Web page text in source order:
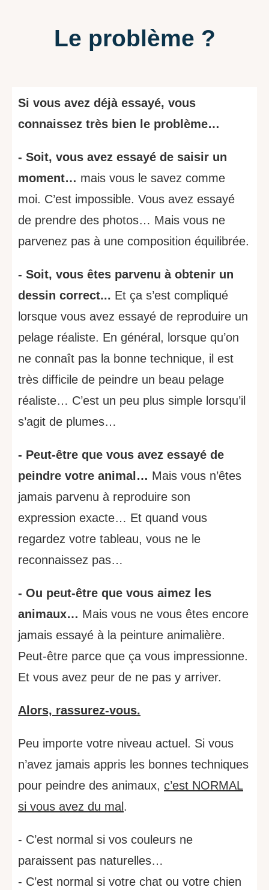
Le problème ?
Si vous avez déjà essayé, vous
connaissez très bien le problème…
- Soit, vous avez essayé de saisir un
moment… mais vous le savez comme
moi. C’est impossible. Vous avez essayé
de prendre des photos… Mais vous ne
parvenez pas à une composition équilibrée.
- Soit, vous êtes parvenu à obtenir un
dessin correct... Et ça s’est compliqué
lorsque vous avez essayé de reproduire un
pelage réaliste. En général, lorsque qu’on
ne connaît pas la bonne technique, il est
très difficile de peindre un beau pelage
réaliste… C’est un peu plus simple lorsqu’il
s’agit de plumes…
- Peut-être que vous avez essayé de
peindre votre animal… Mais vous n’êtes
jamais parvenu à reproduire son
expression exacte… Et quand vous
regardez votre tableau, vous ne le
reconnaissez pas…
- Ou peut-être que vous aimez les
animaux… Mais vous ne vous êtes encore
jamais essayé à la peinture animalière.
Peut-être parce que ça vous impressionne.
Et vous avez peur de ne pas y arriver.
Alors, rassurez-vous.
Peu importe votre niveau actuel. Si vous
n’avez jamais appris les bonnes techniques
pour peindre des animaux, c’est NORMAL
si vous avez du mal.
- C’est normal si vos couleurs ne
paraissent pas naturelles…
- C’est normal si votre chat ou votre chien